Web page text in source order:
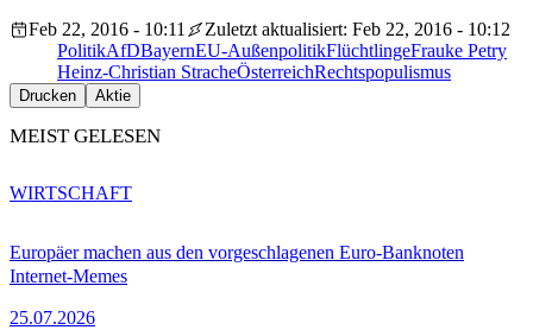
Feb 22, 2016 - 10:11
Zuletzt aktualisiert: Feb 22, 2016 - 10:12
PolitikAfDBayernEU-AußenpolitikFlüchtlingeFrauke Petry
Heinz-Christian StracheÖsterreichRechtspopulismus
Drucken Aktie
MEIST GELESEN
Europäer machen aus den vorgeschlagenen Euro-Banknoten
Internet-Memes
25.07.2026
WIRTSCHAFT